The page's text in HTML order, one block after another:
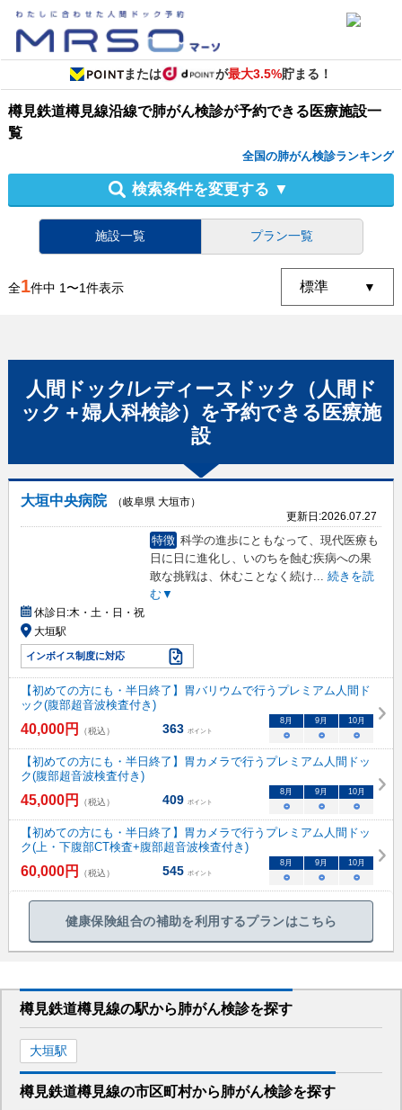
または が最大3.5%貯まる！
樽見鉄道樽見線沿線で肺がん検診が予約できる医療施設一
覧
全国の肺がん検診ランキング
検索条件を変更する ▼
施設一覧 プラン一覧
全1件中 1〜1件表示
人間ドック/レディースドック（人間ド
ック＋婦人科検診） を予約できる 医療施
設
大垣中央病院
（岐阜県 大垣市）
更新日:2026.07.27
特徴 科学の進歩にともなって、現代医療も
日に日に進化し、いのちを蝕む疾病への果
敢な挑戦は、休むことなく続け... 続きを読
む▼
休診日:木・土・日・祝
大垣駅
インボイス制度に対応
【初めての方にも・半日終了】胃バリウムで行うプレミアム人間ド
ック(腹部超音波検査付き)
40,000円 （税込） 363 ポイント
8月 9月 10月
○ ○ ○
【初めての方にも・半日終了】胃カメラで行うプレミアム人間ドッ
ク(腹部超音波検査付き)
45,000円 （税込） 409 ポイント
8月 9月 10月
○ ○ ○
【初めての方にも・半日終了】胃カメラで行うプレミアム人間ドッ
ク(上・下腹部CT検査+腹部超音波検査付き)
60,000円 （税込） 545 ポイント
8月 9月 10月
○ ○ ○
健康保険組合の補助を利用するプランはこちら
樽見鉄道樽見線の駅から肺がん検診を探す
大垣駅
樽見鉄道樽見線の市区町村から肺がん検診を探す